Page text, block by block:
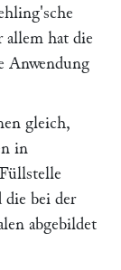
'sche
allem hat die
Anwendung
gleich,
in
die bei der
abgebildet